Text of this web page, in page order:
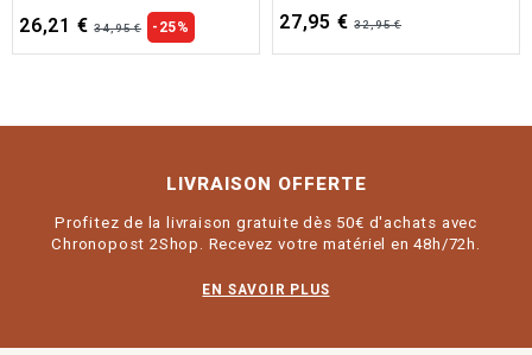
26,21 € 34,95 € -25% 27,95 € 32,95 €
LIVRAISON OFFERTE
Profitez de la livraison gratuite dès 50€ d'achats avec
Chronopost 2Shop. Recevez votre matériel en 48h/72h.
EN SAVOIR PLUS